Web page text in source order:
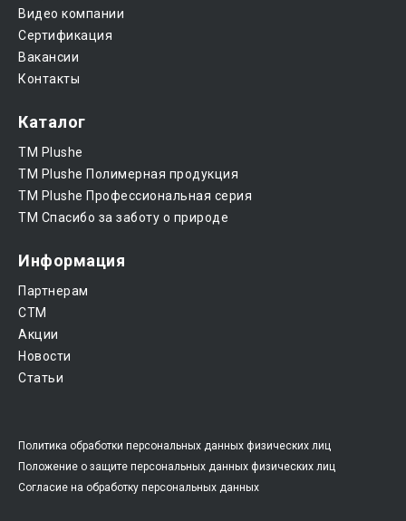
Видео компании
Сертификация
Вакансии
Контакты
Каталог
ТМ Plushe
ТМ Plushe Полимерная продукция
ТМ Plushe Профессиональная серия
ТМ Спасибо за заботу о природе
Информация
Партнерам
CTM
Акции
Новости
Статьи
Политика обработки персональных данных физических лиц
Положение о защите персональных данных физических лиц
Согласие на обработку персональных данных